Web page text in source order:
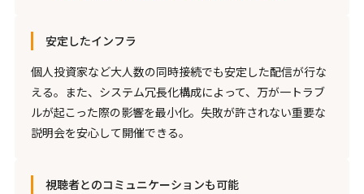
安定したインフラ
個人投資家など大人数の同時接続でも安定した配信が行な
える。また、システム冗長化構成によって、万が一トラブ
ルが起こった際の影響を最小化。失敗が許されない重要な
説明会を安心して開催できる。
視聴者とのコミュニケーションも可能